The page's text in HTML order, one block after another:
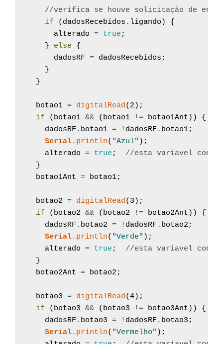
//verifica se houve solicitação de envio
if
( dadosRecebidos . ligando )
{
alterado = true ;
}
else
{
dadosRF = dadosRecebidos ;
}
}
botao1 = digitalRead( 2 ) ;
if
( botao1 && ( botao1 != botao1Ant ) )
{
dadosRF . botao1 = ! dadosRF . botao1;
Serial. println( "Azul" ) ;
alterado = true ;
//esta variavel
}
botao1Ant = botao1;
botao2 = digitalRead( 3 ) ;
if
( botao2 && ( botao2 != botao2Ant ) )
{
dadosRF . botao2 = ! dadosRF . botao2 ;
Serial. println( "Verde" ) ;
alterado = true ;
//esta variavel
}
botao2Ant = botao2 ;
botao3 = digitalRead(4) ;
if
( botao3 && ( botao3 != botao3Ant ) )
{
dadosRF . botao3 = ! dadosRF . botao3 ;
Serial. println( "Vermelho" ) ;